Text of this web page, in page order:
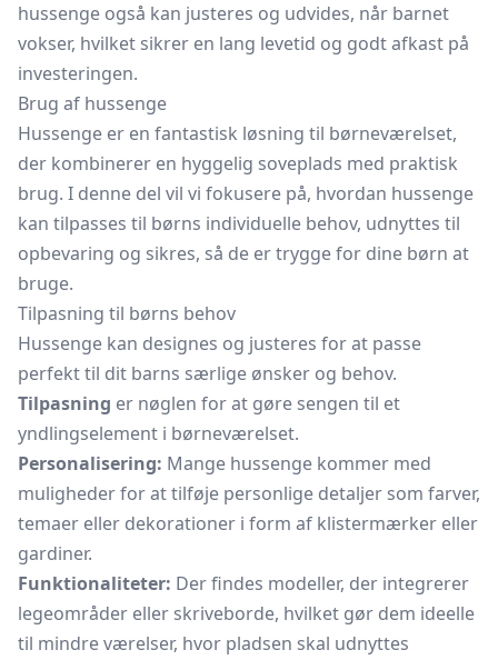
hussenge også kan justeres og udvides, når barnet
vokser, hvilket sikrer en lang levetid og godt afkast på
investeringen.
Brug af hussenge
Hussenge er en fantastisk løsning til børneværelset,
der kombinerer en hyggelig soveplads med praktisk
brug. I denne del vil vi fokusere på, hvordan hussenge
kan tilpasses til børns individuelle behov, udnyttes til
opbevaring og sikres, så de er trygge for dine børn at
bruge.
Tilpasning til børns behov
Hussenge kan designes og justeres for at passe
perfekt til dit barns særlige ønsker og behov.
Tilpasning er nøglen for at gøre sengen til et
yndlingselement i børneværelset.
Personalisering: Mange hussenge kommer med
muligheder for at tilføje personlige detaljer som farver,
temaer eller dekorationer i form af klistermærker eller
gardiner.
Funktionaliteter: Der findes modeller, der integrerer
legeområder eller skriveborde, hvilket gør dem ideelle
til mindre værelser, hvor pladsen skal udnyttes